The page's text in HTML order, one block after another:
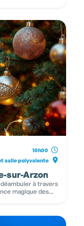
10h00
salle polyvalente
sur-Arzon
à travers
magique des...